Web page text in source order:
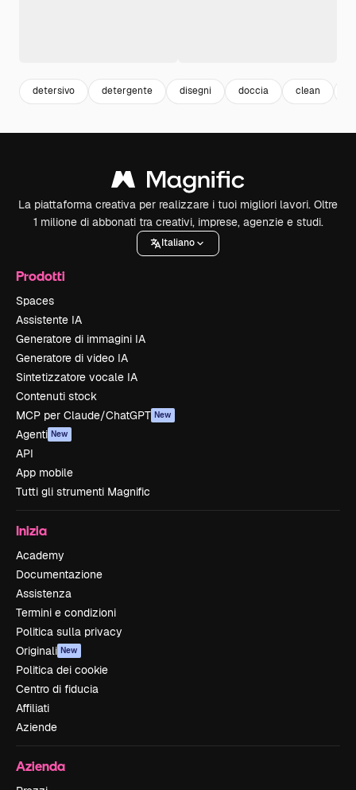
detersivo detergente disegni doccia clean
La piattaforma creativa per realizzare i tuoi migliori lavori. Oltre
1 milione di abbonati tra creativi, imprese, agenzie e studi.
Italiano
Prodotti
Spaces
Assistente IA
Generatore di immagini IA
Generatore di video IA
Sintetizzatore vocale IA
Contenuti stock
MCP per Claude/ChatGPT New
Agenti New
API
App mobile
Tutti gli strumenti Magnific
Inizia
Academy
Documentazione
Assistenza
Termini e condizioni
Politica sulla privacy
Originali New
Politica dei cookie
Centro di fiducia
Affiliati
Aziende
Azienda